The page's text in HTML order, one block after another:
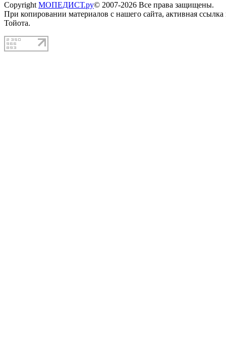
Copyright МОПЕДИСТ.ру© 2007-2026 Все права защищены.
При копировании материалов с нашего сайта, активная
Тойота.